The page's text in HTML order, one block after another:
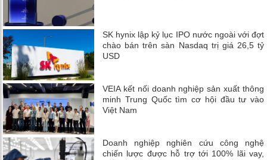
SK hynix lập kỷ lục IPO nước ngoài với đợt
chào bán trên sàn Nasdaq trị giá 26,5 tỷ
USD
VEIA kết nối doanh nghiệp sản xuất thông
minh Trung Quốc tìm cơ hội đầu tư vào
Việt Nam
Doanh nghiệp nghiên cứu công nghệ
chiến lược được hỗ trợ tới 100% lãi vay,